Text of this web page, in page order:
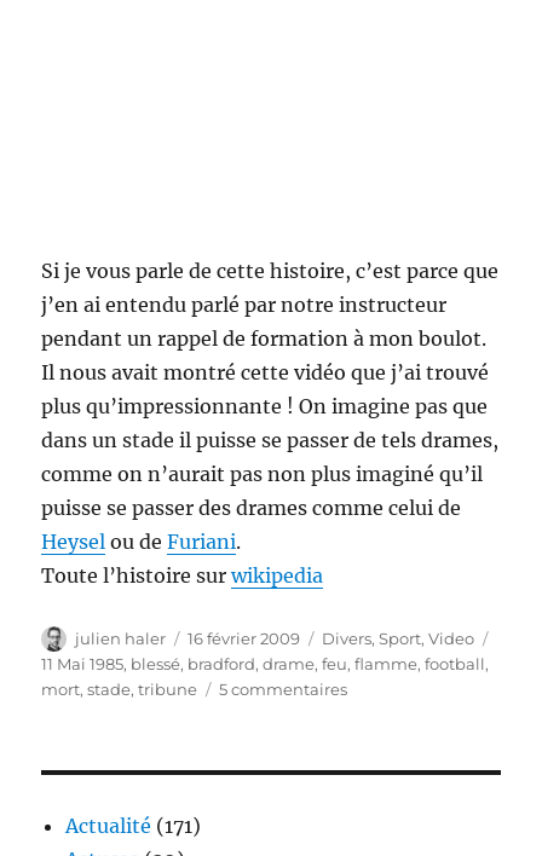
Si je vous parle de cette histoire, c’est parce que
j’en ai entendu parlé par notre instructeur
pendant un rappel de formation à mon boulot.
Il nous avait montré cette vidéo que j’ai trouvé
plus qu’impressionnante ! On imagine pas que
dans un stade il puisse se passer de tels drames,
comme on n’aurait pas non plus imaginé qu’il
puisse se passer des drames comme celui de
Heysel ou deFuriani.
Toute l’histoire surwikipedia
Auteur
julien haler
Publié
le
16 février 2009 Catégories
Divers,Sport,Video
11 Mai 1985, blessé, bradford,drame,feu,flamme,football,
mort,stade,tribune 5 commentairessur
Actualité (171)